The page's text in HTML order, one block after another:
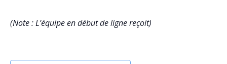
(Note : L’équipe en début de ligne reçoit)